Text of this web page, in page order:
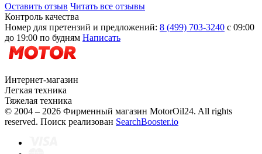
Оставить отзыв Читать все отзывы
Контроль качества
Номер для претензий и предложений: 8 (499) 703-3240 с 09:00
до 19:00 по будням Написать
Интернет-магазин
Легкая техника
Тяжелая техника
© 2004 – 2026 Фирменный магазин MotorOil24. All rights
reserved. Поиск реализован SearchBooster.io